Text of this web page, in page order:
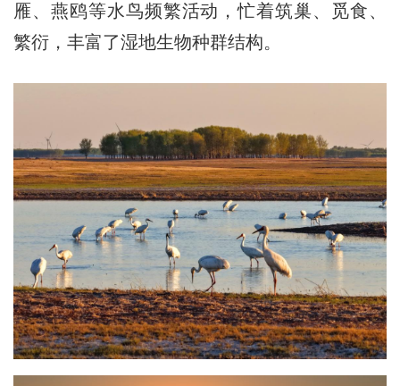
雁、燕鸥等水鸟频繁活动，忙着筑巢、觅食、
繁衍，丰富了湿地生物种群结构。